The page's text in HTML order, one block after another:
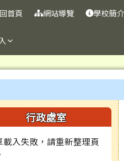
田國小
回首頁 網站導覽 學校簡介
區域內容
行政處室
載入失敗，請重新整理頁
區域